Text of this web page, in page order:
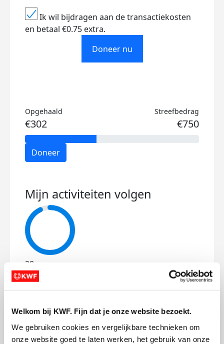
Welkom bij KWF. Fijn dat je onze website bezoekt.
We gebruiken cookies en vergelijkbare technieken om
onze website goed te laten werken, het gebruik van onze
Ik wil bijdragen aan de transactiekosten
en betaal €0.75 extra.
Doneer nu
Opgehaald
€302
Streefbedrag
€750
Doneer
Mijn activiteiten volgen
28
kms
Moniek's badges